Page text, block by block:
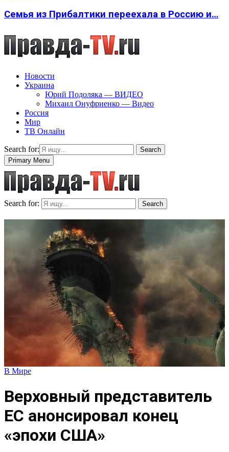
Семья из Прибалтики переехала в Россию и…
Новости
Украина
Юрий Подоляка — ВИДЕО
Михаил Онуфриенко — Видео
Россия
Мир
ТВ Онлайн
Search for:
Search
Primary Menu
Search for: Search
В Мире
Верховный представитель
ЕС анонсировал конец
«эпохи США»